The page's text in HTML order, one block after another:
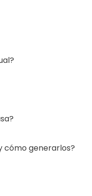
cómo generarlos?